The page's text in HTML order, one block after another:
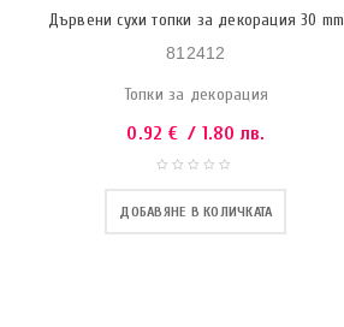
Дървени сухи топки за декорация 30 mm
812412
Топки за декорация
0.92 € / 1.80 лв.
ДОБАВЯНЕ В КОЛИЧКАТА